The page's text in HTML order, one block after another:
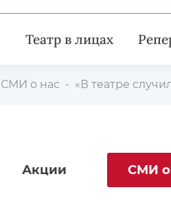
Театр в лицах
СМИ о нас «В театре
Акции СМИ о